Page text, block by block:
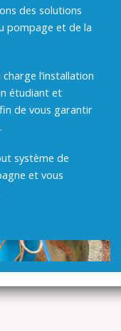
des solutions
pompage et de la
l’installation
étudiant et
de vous garantir
système de
et vous